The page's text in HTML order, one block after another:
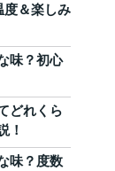
＆楽しみ
味？初心
どれくら
！
味？度数